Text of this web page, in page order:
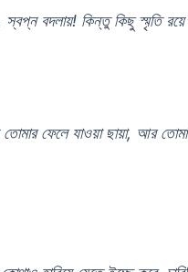
স্বপ্ন বদলায়! কিন্তু কিছু স্মৃতি
ফেলে যাওয়া ছায়া, আর